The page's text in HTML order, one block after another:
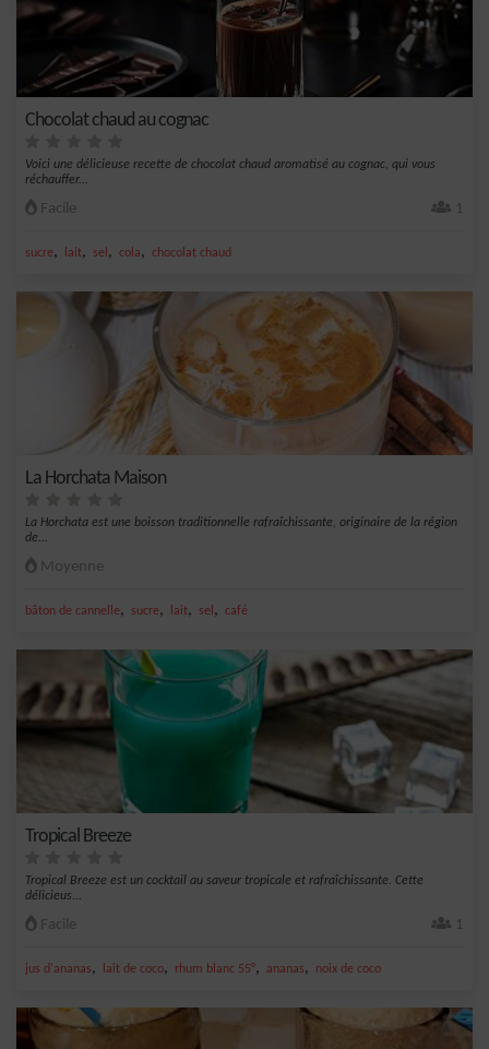
Chocolat chaud au cognac
Voici une délicieuse recette de chocolat chaud aromatisé au cognac, qui vous
réchauffer...
Facile 1
sucre, lait, sel , cola, chocolat chaud
La Horchata Maison
La Horchata est une boisson traditionnelle rafraîchissante, originaire de la région
de...
Moyenne
bâton de cannelle, sucre, lait, sel , café
Tropical Breeze
Tropical Breeze est un cocktail au saveur tropicale et rafraîchissante. Cette
délicieus...
Facile 1
jus d'ananas, lait de coco, rhum blanc 55°, ananas, noix de coco